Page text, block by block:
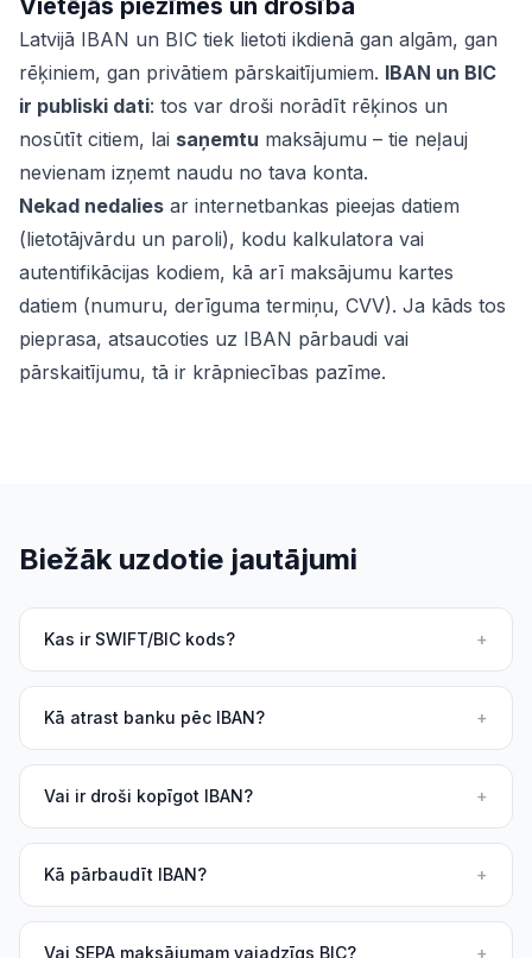
Vietējās piezīmes un drošība
Latvijā IBAN un BIC tiek lietoti ikdienā gan algām, gan
rēķiniem, gan privātiem pārskaitījumiem. IBAN un BIC
ir publiski dati: tos var droši norādīt rēķinos un
nosūtīt citiem, lai saņemtu maksājumu – tie neļauj
nevienam izņemt naudu no tava konta.
Nekad nedalies ar internetbankas pieejas datiem
(lietotājvārdu un paroli), kodu kalkulatora vai
autentifikācijas kodiem, kā arī maksājumu kartes
datiem (numuru, derīguma termiņu, CVV). Ja kāds tos
pieprasa, atsaucoties uz IBAN pārbaudi vai
pārskaitījumu, tā ir krāpniecības pazīme.
Biežāk uzdotie jautājumi
Kas ir SWIFT/BIC kods? +
Kā atrast banku pēc IBAN? +
Vai ir droši kopīgot IBAN? +
Kā pārbaudīt IBAN? +
Vai SEPA maksājumam vajadzīgs BIC? +